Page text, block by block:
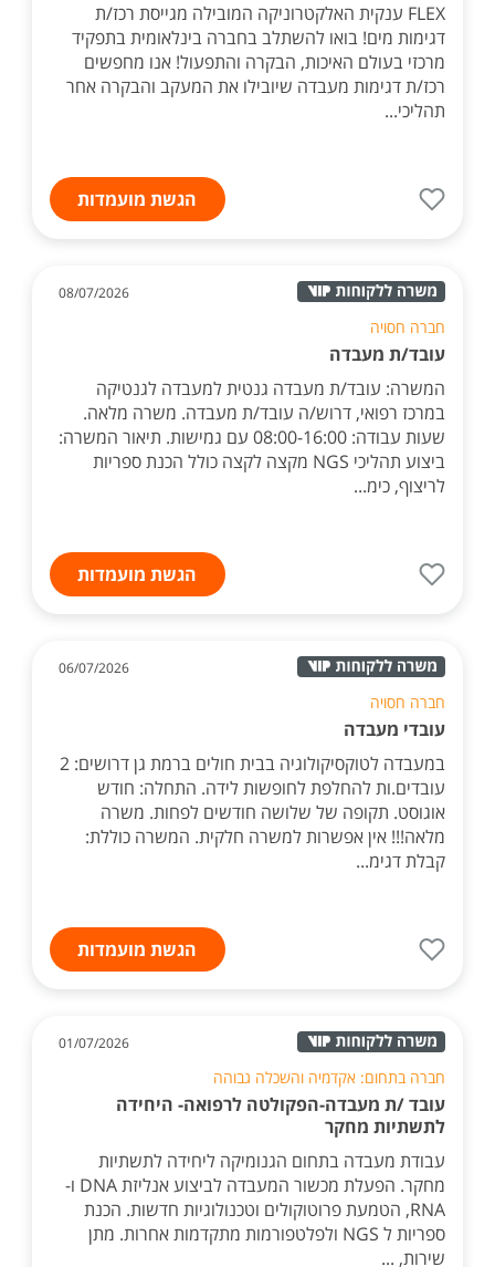
FLEX ענקית האלקטרוניקה המובילה מגייסת רכז/ת
דגימות מים! בואו להשתלב בחברה בינלאומית בתפקיד
מרכזי בעולם האיכות, הבקרה והתפעול! אנו מחפשים
רכז/ת דגימות מעבדה שיובילו את המעקב והבקרה אחר
תהליכי...
הגשת מועמדות
08/07/2026
חברה חסויה
עובד/ת מעבדה
המשרה: עובד/ת מעבדה גנטית למעבדה לגנטיקה
במרכז רפואי, דרוש/ה עובד/ת מעבדה. משרה מלאה.
שעות עבודה: 08:00-16:00 עם גמישות. תיאור המשרה:
ביצוע תהליכי NGS מקצה לקצה כולל הכנת ספריות
לריצוף, כימ...
הגשת מועמדות
06/07/2026
חברה חסויה
עובדי מעבדה
במעבדה לטוקסיקולוגיה בבית חולים ברמת גן דרושים: 2
עובדים.ות להחלפת לחופשות לידה. התחלה: חודש
אוגוסט. תקופה של שלושה חודשים לפחות. משרה
מלאה!!! אין אפשרות למשרה חלקית. המשרה כוללת:
קבלת דגימ...
הגשת מועמדות
01/07/2026
חברה בתחום: אקדמיה והשכלה גבוהה
עובד /ת מעבדה-הפקולטה לרפואה- היחידה
לתשתיות מחקר
עבודת מעבדה בתחום הגנומיקה ליחידה לתשתיות
מחקר. הפעלת מכשור המעבדה לביצוע אנליזת DNA ו-
RNA, הטמעת פרוטוקולים וטכנולוגיות חדשות. הכנת
ספריות ל NGS ולפלטפורמות מתקדמות אחרות. מתן
שירות, ...